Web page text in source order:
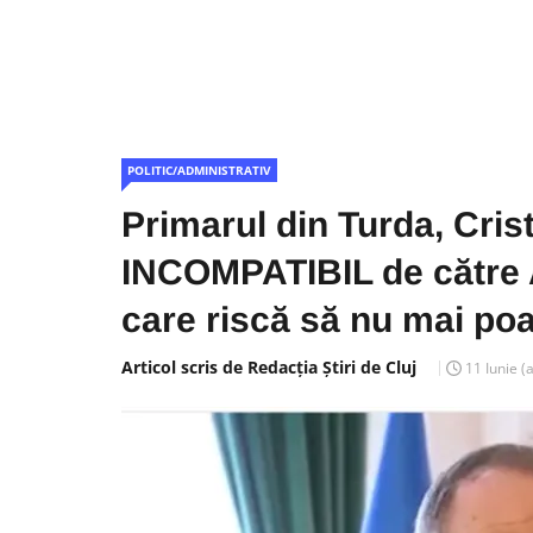
POLITIC/ADMINISTRATIV
Primarul din Turda,
INCOMPATIBIL de
care riscă să nu mai
Articol scris de Redacția Știri de Cluj 11 Iunie